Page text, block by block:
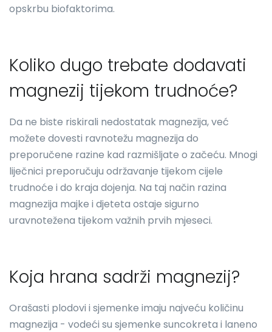
opskrbu biofaktorima.
Koliko dugo trebate dodavati
magnezij tijekom trudnoće?
Da ne biste riskirali nedostatak magnezija, već
možete dovesti ravnotežu magnezija do
preporučene razine kad razmišljate o začeću. Mnogi
liječnici preporučuju održavanje tijekom cijele
trudnoće i do kraja dojenja. Na taj način razina
magnezija majke i djeteta ostaje sigurno
uravnotežena tijekom važnih prvih mjeseci.
Koja hrana sadrži magnezij?
Orašasti plodovi i sjemenke imaju najveću količinu
magnezija - vodeći su sjemenke suncokreta i laneno